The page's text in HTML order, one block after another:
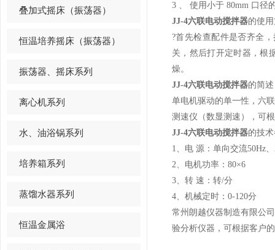
叠加式摇床（振荡器）
恒温培养摇床（振荡器）
振荡器、摇床系列
离心机系列
水、油浴锅系列
培养箱系列
蒸馏水器系列
恒温金属浴
3 、 使用小于 80mm 口径
JJ-4六联电动搅拌器的使
?首先检查配件是否齐全
关，然后打开定时器，根
燥。
JJ-4六联电动搅拌器的简
单电机驱动的单一性，六
测速仪（数显测速），可
JJ-4六联电动搅拌器的技
1、电 源：单向交流50Hz
2、电机功率：80×6
3、转 速：转/分
4、机械定时：0-120分
常州朗越仪器制造有限公
验分析仪器，可根据客户